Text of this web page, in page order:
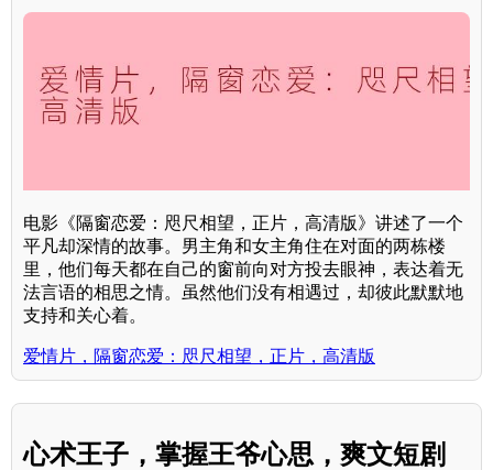
电影《隔窗恋爱：咫尺相望，正片，高清版》讲述了一个
平凡却深情的故事。男主角和女主角住在对面的两栋楼
里，他们每天都在自己的窗前向对方投去眼神，表达着无
法言语的相思之情。虽然他们没有相遇过，却彼此默默地
支持和关心着。
爱情片，隔窗恋爱：咫尺相望，正片，高清版
心术王子，掌握王爷心思，爽文短剧